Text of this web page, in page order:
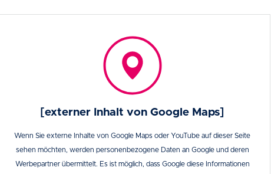
[externer Inhalt von Google Maps]
Wenn Sie externe Inhalte von Google Maps oder YouTube auf dieser Seite
sehen möchten, werden personenbezogene Daten an Google und deren
Werbepartner übermittelt. Es ist möglich, dass Google diese Informationen